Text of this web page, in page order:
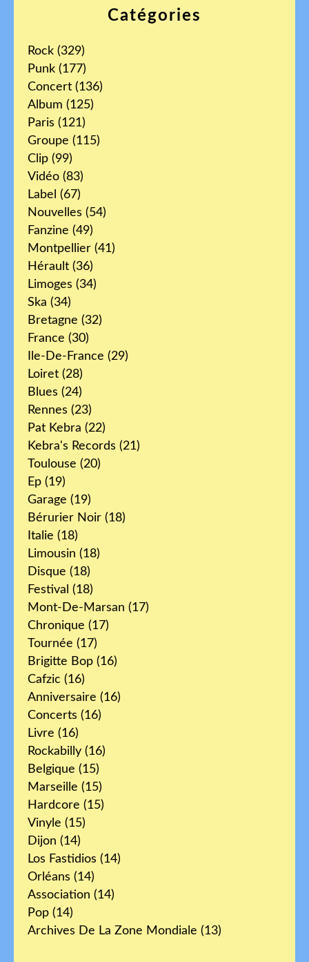
Catégories
Rock (329)
Punk (177)
Concert (136)
Album (125)
Paris (121)
Groupe (115)
Clip (99)
Vidéo (83)
Label (67)
Nouvelles (54)
Fanzine (49)
Montpellier (41)
Hérault (36)
Limoges (34)
Ska (34)
Bretagne (32)
France (30)
Ile-De-France (29)
Loiret (28)
Blues (24)
Rennes (23)
Pat Kebra (22)
Kebra's Records (21)
Toulouse (20)
Ep (19)
Garage (19)
Bérurier Noir (18)
Italie (18)
Limousin (18)
Disque (18)
Festival (18)
Mont-De-Marsan (17)
Chronique (17)
Tournée (17)
Brigitte Bop (16)
Cafzic (16)
Anniversaire (16)
Concerts (16)
Livre (16)
Rockabilly (16)
Belgique (15)
Marseille (15)
Hardcore (15)
Vinyle (15)
Dijon (14)
Los Fastidios (14)
Orléans (14)
Association (14)
Pop (14)
Archives De La Zone Mondiale (13)